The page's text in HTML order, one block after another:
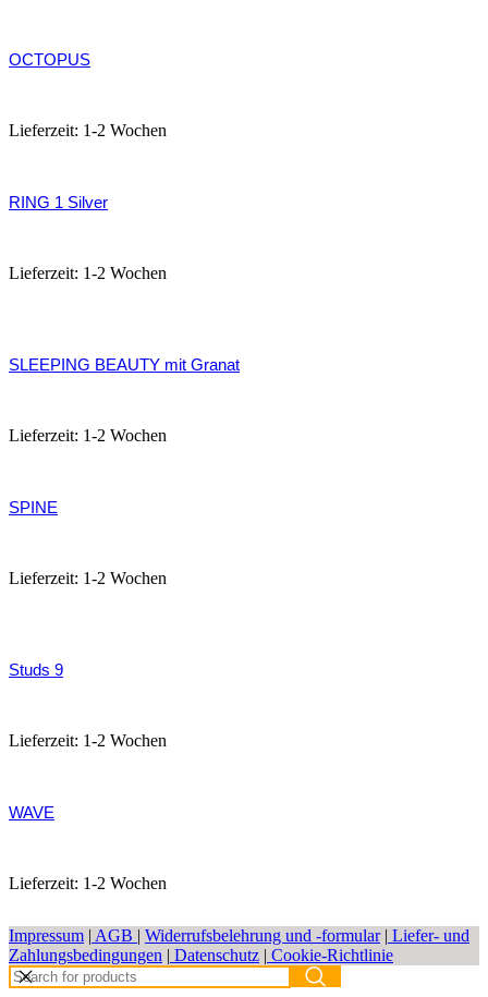
OCTOPUS
Lieferzeit: 1-2 Wochen
RING 1 Silver
Lieferzeit: 1-2 Wochen
SLEEPING BEAUTY mit Granat
Lieferzeit: 1-2 Wochen
SPINE
Lieferzeit: 1-2 Wochen
Studs 9
Lieferzeit: 1-2 Wochen
WAVE
Lieferzeit: 1-2 Wochen
Impressum AGB Widerrufsbelehrung und -formular| Liefer- und
Zahlungsbedingungen
Datenschutz Cookie-Richtlinie